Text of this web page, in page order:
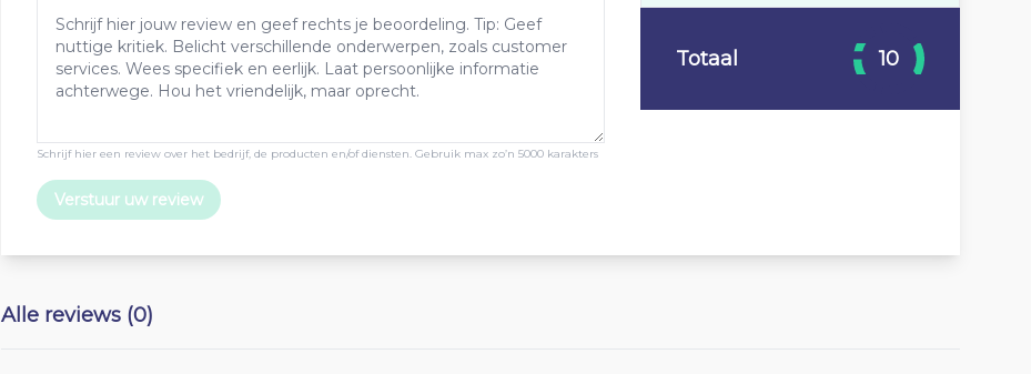
Schrijf hier een review over het bedrijf, de producten en/of diensten. Gebruik max zo’n 5000 karakters
Verstuur uw review
Totaal 10
Alle reviews (0)